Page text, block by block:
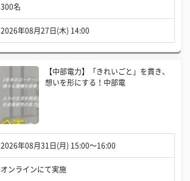
300名
2026年08月27日(木) 14:00
【中部電力】「きれいごと」を貫き、
想いを形にする！中部電
2026年08月31日(月) 15:00〜16:00
オンラインにて実施